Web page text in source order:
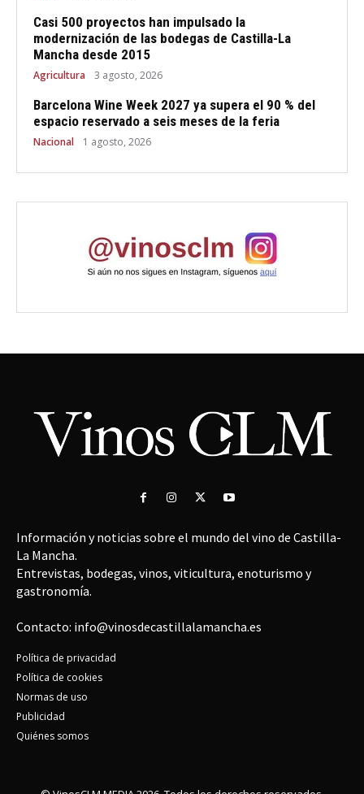
Casi 500 proyectos han impulsado la
modernización de las bodegas de Castilla-La
Mancha desde 2015
Agricultura 3 agosto, 2026
Barcelona Wine Week 2027 ya supera el 90 % del
espacio reservado a seis meses de la feria
Nacional 1 agosto, 2026
Información y noticias sobre el mundo del vino de Castilla-
La Mancha.
Entrevistas, bodegas, vinos, viticultura, enoturismo y
gastronomía.
Contacto: info@vinosdecastillalamancha.es
Política de privacidad
Política de cookies
Normas de uso
Publicidad
Quiénes somos